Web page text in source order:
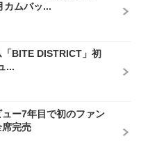
カムバッ...
BITE DISTRICT」初
...
ー7年目で初のファン
席完売